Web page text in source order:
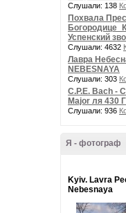
Слушали: 138
Похвала
Успенский
Слушали: 4632
Лавра
NEBESNAYA
Слушали: 303
C.P.E. Bach -
Major ля 430
Слушали: 936
Я - фотограф
Kyiv. Lavra
Nebesnaya